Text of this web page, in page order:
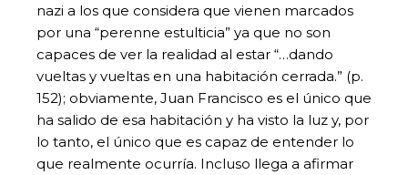
nazi a los que considera que vienen marcados
por una “perenne estulticia” ya que no son
capaces de ver la realidad al estar “…dando
vueltas y vueltas en una habitación cerrada.” (p.
152); obviamente, Juan Francisco es el único que
ha salido de esa habitación y ha visto la luz y, por
lo tanto, el único que es capaz de entender lo
que realmente ocurría. Incluso llega a afirmar